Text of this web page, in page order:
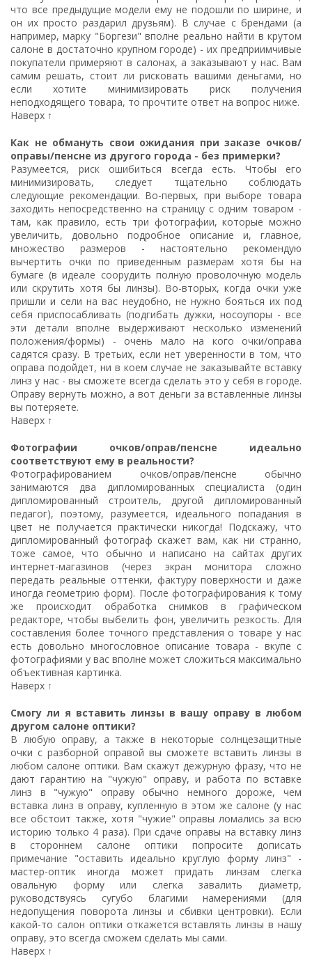
что все предыдущие модели ему не подошли по ширине, и
он их просто раздарил друзьям). В случае с брендами (а
например, марку "Боргези" вполне реально найти в крутом
салоне в достаточно крупном городе) - их предприимчивые
покупатели примеряют в салонах, а заказывают у нас. Вам
самим решать, стоит ли рисковать вашими деньгами, но
если хотите минимизировать риск получения
неподходящего товара, то прочтите ответ на вопрос ниже.
Наверх ↑
Как не обмануть свои ожидания при заказе очков/
оправы/пенсне из другого города - без примерки?
Разумеется, риск ошибиться всегда есть. Чтобы его
минимизировать, следует тщательно соблюдать
следующие рекомендации. Во-первых, при выборе товара
заходить непосредственно на страницу с одним товаром -
там, как правило, есть три фотографии, которые можно
увеличить, довольно подробное описание и, главное,
множество размеров - настоятельно рекомендую
вычертить очки по приведенным размерам хотя бы на
бумаге (в идеале соорудить полную проволочную модель
или скрутить хотя бы линзы). Во-вторых, когда очки уже
пришли и сели на вас неудобно, не нужно бояться их под
себя приспосабливать (подгибать дужки, носоупоры - все
эти детали вполне выдерживают несколько изменений
положения/формы) - очень мало на кого очки/оправа
садятся сразу. В третьих, если нет уверенности в том, что
оправа подойдет, ни в коем случае не заказывайте вставку
линз у нас - вы сможете всегда сделать это у себя в городе.
Оправу вернуть можно, а вот деньги за вставленные линзы
вы потеряете.
Наверх ↑
Фотографии очков/оправ/пенсне идеально
соответствуют ему в реальности?
Фотографированием очков/оправ/пенсне обычно
занимаются два дипломированных специалиста (один
дипломированный строитель, другой дипломированный
педагог), поэтому, разумеется, идеального попадания в
цвет не получается практически никогда! Подскажу, что
дипломированный фотограф скажет вам, как ни странно,
тоже самое, что обычно и написано на сайтах других
интернет-магазинов (через экран монитора сложно
передать реальные оттенки, фактуру поверхности и даже
иногда геометрию форм). После фотографирования к тому
же происходит обработка снимков в графическом
редакторе, чтобы выбелить фон, увеличить резкость. Для
составления более точного представления о товаре у нас
есть довольно многословное описание товара - вкупе с
фотографиями у вас вполне может сложиться максимально
объективная картинка.
Наверх ↑
Смогу ли я вставить линзы в вашу оправу в любом
другом салоне оптики?
В любую оправу, а также в некоторые солнцезащитные
очки с разборной оправой вы сможете вставить линзы в
любом салоне оптики. Вам скажут дежурную фразу, что не
дают гарантию на "чужую" оправу, и работа по вставке
линз в "чужую" оправу обычно немного дороже, чем
вставка линз в оправу, купленную в этом же салоне (у нас
все обстоит также, хотя "чужие" оправы ломались за всю
историю только 4 раза). При сдаче оправы на вставку линз
в стороннем салоне оптики попросите дописать
примечание "оставить идеально круглую форму линз" -
мастер-оптик иногда может придать линзам слегка
овальную форму или слегка завалить диаметр,
руководствуясь сугубо благими намерениями (для
недопущения поворота линзы и сбивки центровки). Если
какой-то салон оптики откажется вставлять линзы в нашу
оправу, это всегда сможем сделать мы сами.
Наверх ↑